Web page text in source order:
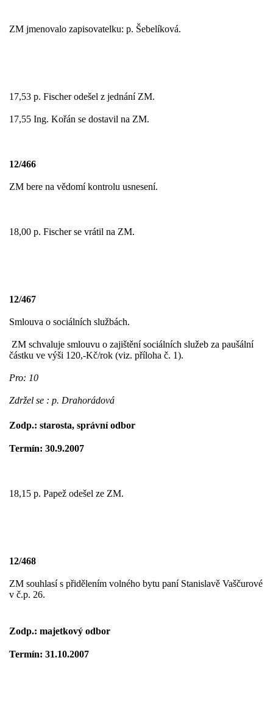
ZM jmenovalo zapisovatelku: p. Šebelíková.
17,53 p. Fischer odešel z jednání ZM.
17,55 Ing. Kořán se dostavil na ZM.
12/466
ZM bere na vědomí kontrolu usnesení.
18,00 p. Fischer se vrátil na ZM.
12/467
Smlouva o sociálních službách.
ZM schvaluje smlouvu o zajištění sociálních služeb za paušální
částku ve výši 120,-Kč/rok (viz. příloha č. 1).
Pro: 10
Zdržel se : p. Drahorádová
Zodp.: starosta, správní odbor
Termín: 30.9.2007
18,15 p. Papež odešel ze ZM.
12/468
ZM souhlasí s přidělením volného bytu paní Stanislavě Vaščurové
v č.p. 26.
Zodp.: majetkový odbor
Termín: 31.10.2007